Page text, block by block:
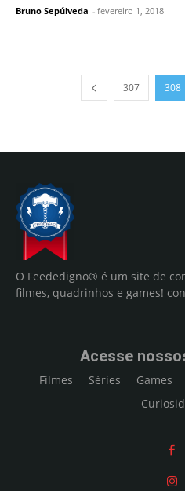
Bruno Sepúlveda - fevereiro 1, 2018
307 308
O Feededigno® é um site de
filmes, quadrinhos e games!
Acesse
Filmes Séries Games